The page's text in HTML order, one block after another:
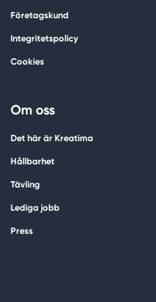
Företagskund
Integritetspolicy
Cookies
Om oss
Det här är Kreatima
Hållbarhet
Tävling
Lediga jobb
Press